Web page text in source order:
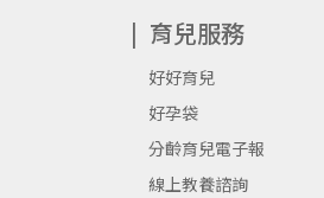
育兒服務
好好育兒
好孕袋
分齡育兒電子報
線上教養諮詢